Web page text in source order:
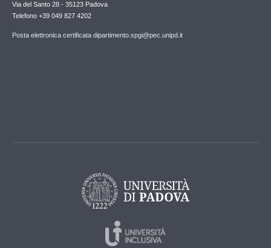
Via del Santo 28 - 35123 Padova
Telefono +39 049 827 4202
Posta elettronica certificata dipartimento.spgi@pec.unipd.it